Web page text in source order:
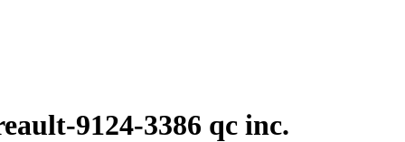
9124-3386 qc inc.